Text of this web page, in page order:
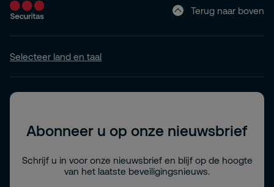
Terug naar boven
Selecteer land en taal
Abonneer u op onze nieuwsbrief
Schrijf u in voor onze nieuwsbrief en blijf op de hoogte
van het laatste beveiligingsnieuws.